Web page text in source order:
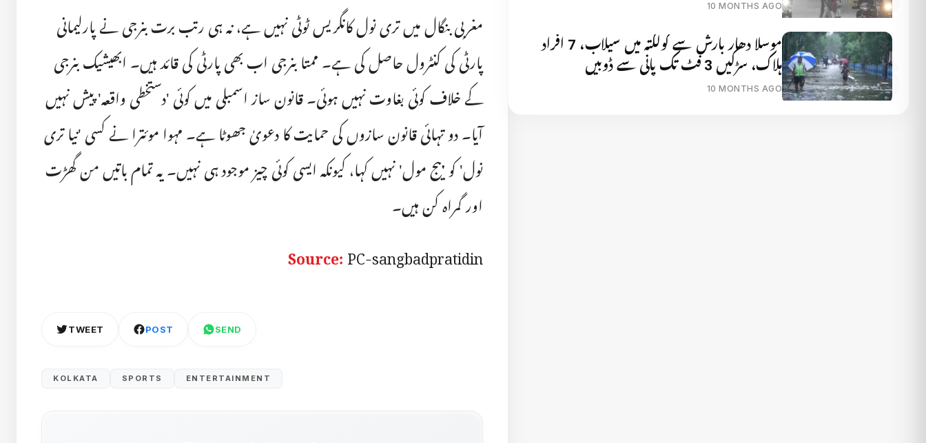
مغربی بنگال میں تری نول کانگریس ٹوٹی نہیں ہے، نہ ہی رتب برت بنرجی نے پارلیمانی
پارٹی کی کنٹرول حاصل کی ہے۔ ممتا بنرجی اب بھی پارٹی کی قائد ہیں۔ ابھیشیک بنرجی
کے خلاف کوئی بغاوت نہیں ہوئی۔ قانون ساز اسمبلی میں کوئی 'دستخطی واقعہ' پیش نہیں
آیا۔ دو تہائی قانون سازوں کی حمایت کا دعویٰ جھوٹا ہے۔ مہوا موئترا نے کسی 'نیا تری
نول' کو 'بیج مول' نہیں کہا، کیونکہ ایسی کوئی چیز موجود ہی نہیں۔ یہ تمام باتیں من گھڑت
اور گمراہ کن ہیں۔
Source:PC-sangbadpratidin
TWEET POST SEND
KOLKATA SPORTS ENTERTAINMENT
10 MONTHS AGO
موسلا دھار بارش سے کولکتہ میں سیلاب، 7 افراد
ہلاک، سڑکیں 3 فٹ تک پانی سے ڈوبیں
10 MONTHS AGO